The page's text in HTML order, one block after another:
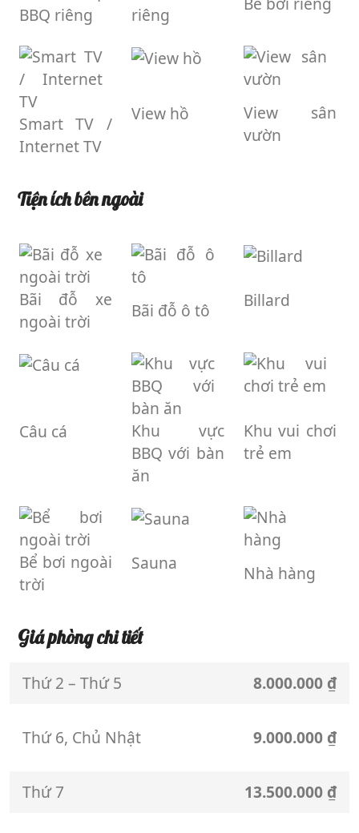
BBQ riêng
riêng
Smart TV /
Internet TV
View hồ
View sân
vườn
Tiện ích bên ngoài
Bãi đỗ xe
ngoài trời
Bãi đỗ ô tô Billard
Câu cá
Khu vực
BBQ với bàn
ăn
Khu vui chơi
trẻ em
Bể bơi ngoài
trời
Sauna Nhà hàng
Giá phòng chi tiết
Thứ 2 – Thứ 5 8.000.000 ₫
Thứ 6, Chủ Nhật 9.000.000 ₫
Thứ 7 13.500.000 ₫